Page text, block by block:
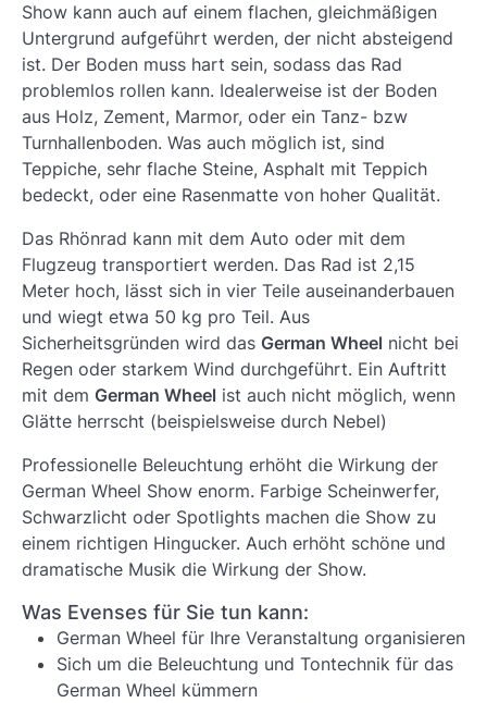
Show kann auch auf einem flachen, gleichmäßigen
Untergrund aufgeführt werden, der nicht absteigend
ist. Der Boden muss hart sein, sodass das Rad
problemlos rollen kann. Idealerweise ist der Boden
aus Holz, Zement, Marmor, oder ein Tanz- bzw
Turnhallenboden. Was auch möglich ist, sind
Teppiche, sehr flache Steine, Asphalt mit Teppich
bedeckt, oder eine Rasenmatte von hoher Qualität.
Das Rhönrad kann mit dem Auto oder mit dem
Flugzeug transportiert werden. Das Rad ist 2,15
Meter hoch, lässt sich in vier Teile auseinanderbauen
und wiegt etwa 50 kg pro Teil. Aus
Sicherheitsgründen wird das German Wheel nicht bei
Regen oder starkem Wind durchgeführt. Ein Auftritt
mit dem German Wheel ist auch nicht möglich, wenn
Glätte herrscht (beispielsweise durch Nebel)
Professionelle Beleuchtung erhöht die Wirkung der
German Wheel Show enorm. Farbige Scheinwerfer,
Schwarzlicht oder Spotlights machen die Show zu
einem richtigen Hingucker. Auch erhöht schöne und
dramatische Musik die Wirkung der Show.
Was Evenses für Sie tun kann:
German Wheel für Ihre Veranstaltung organisieren
Sich um die Beleuchtung und Tontechnik für das
German Wheel kümmern